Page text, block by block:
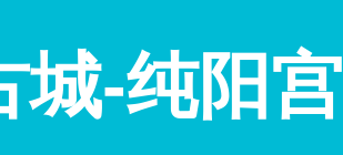
城-纯阳宫